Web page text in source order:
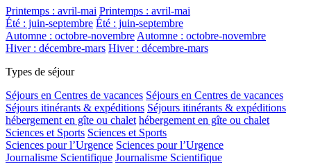
Printemps : avril-mai Printemps : avril-mai
Été : juin-septembre Été : juin-septembre
Automne : octobre-novembre Automne : octobre-novembre
Hiver : décembre-mars Hiver : décembre-mars
Types de séjour
Séjours en Centres de vacances Séjours en Centres de vacances
Séjours itinérants & expéditions Séjours itinérants & expéditions
hébergement en gîte ou chalet hébergement en gîte ou chalet
Sciences et Sports Sciences et Sports
Sciences pour l’Urgence Sciences pour l’Urgence
Journalisme Scientifique Journalisme Scientifique